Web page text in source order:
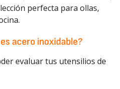
perfecta para ollas,
acero inoxidable?
evaluar tus utensilios de